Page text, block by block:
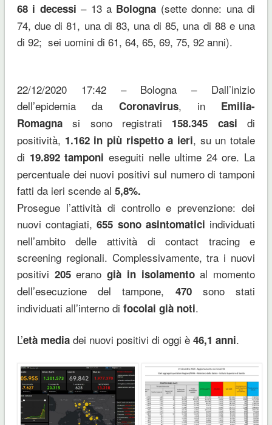
68 i decessi – 13 a Bologna (sette donne: una di
74, due di 81, una di 83, una di 85, una di 88 e una
di 92; sei uomini di 61, 64, 65, 69, 75, 92 anni).
22/12/2020 17:42 – Bologna – Dall’inizio
dell’epidemia da Coronavirus, in Emilia-
Romagnasi sono registrati 158.345 casidi
positività, 1.162 in più rispetto a ieri, su un totale
di 19.892 tamponi eseguiti nelle ultime 24 ore. La
percentuale dei nuovi positivi sul numero di tamponi
fatti da ieri scende al 5,8%.
Prosegue l’attività di controllo e prevenzione: dei
nuovi contagiati,655 sono asintomatici individuati
nell’ambito delle attività di contact tracing e
screening regionali. Complessivamente, tra i nuovi
positivi 205eranogià in isolamentoal momento
dell’esecuzione del tampone, 470sono stati
individuati all’interno di focolai già noti.
L’età media dei nuovi positivi di oggi è 46,1 anni.